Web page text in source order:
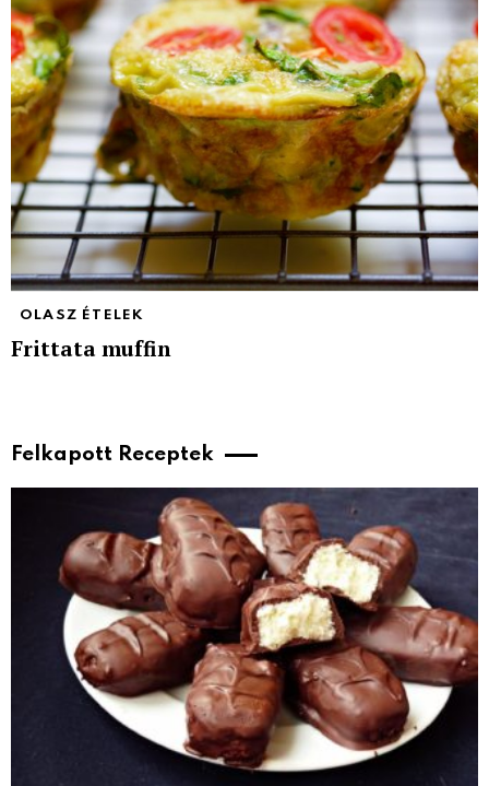
OLASZ ÉTELEK
Frittata muffin
Felkapott Receptek